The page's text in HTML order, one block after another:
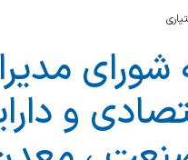
شورای
و